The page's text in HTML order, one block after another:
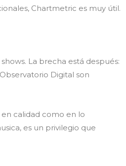
Chartmetric es muy útil.
La brecha está después:
Digital son
calidad como en lo
es un privilegio que